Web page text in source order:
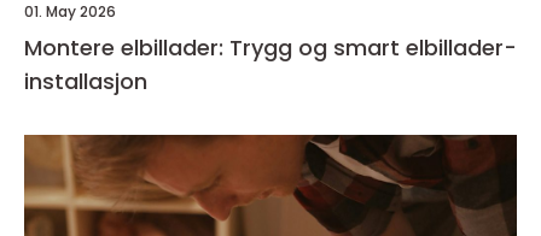
01. May 2026
Montere elbillader: Trygg og smart elbillader-
installasjon